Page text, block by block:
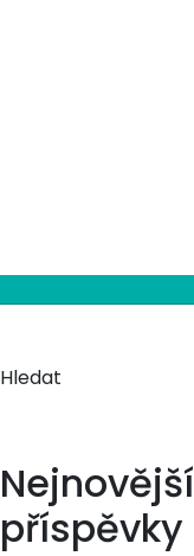
Hledat
Nejnovější
příspěvky